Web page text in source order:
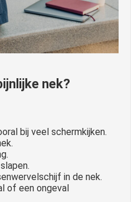
nek?
bij veel schermkijken.
in de nek.
of een ongeval